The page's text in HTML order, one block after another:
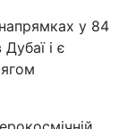
у 84
і є